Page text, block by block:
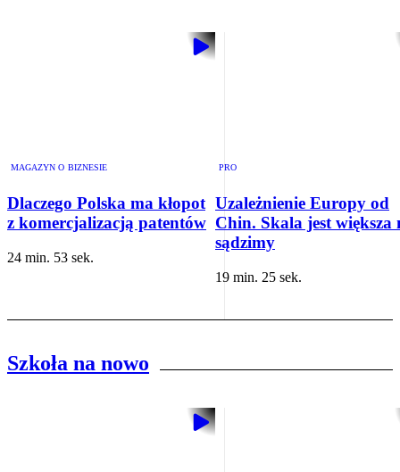
MAGAZYN O BIZNESIE
Dlaczego Polska ma kłopot
z komercjalizacją patentów
24 min. 53 sek.
PRO
Uzależnienie Europy od
Chin. Skala jest większa
sądzimy
19 min. 25 sek.
Szkoła na nowo